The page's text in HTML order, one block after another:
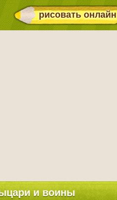
рисовать онлайн
и воины